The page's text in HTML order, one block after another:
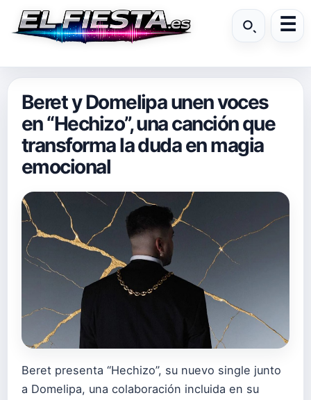
Beret y Domelipa unen voces
en “Hechizo”, una canción que
transforma la duda en magia
emocional
Beret presenta “Hechizo”, su nuevo single junto
a Domelipa, una colaboración incluida en su